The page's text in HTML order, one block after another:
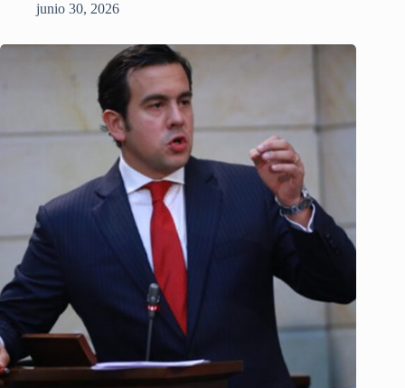
junio 30, 2026